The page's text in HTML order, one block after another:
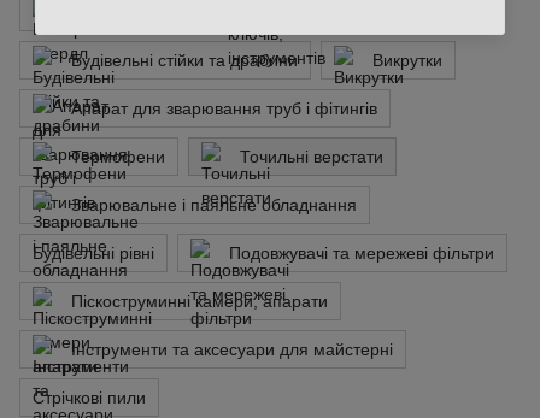
Будівельні стійки та драбини Викрутки
Апарат для зварювання труб і фітингів
Термофени Точильні верстати
Зварювальне і паяльне обладнання
Будівельні рівні Подовжувачі та мережеві фільтри
Піскоструминні камери, апарати
Інструменти та аксесуари для майстерні
Стрічкові пили